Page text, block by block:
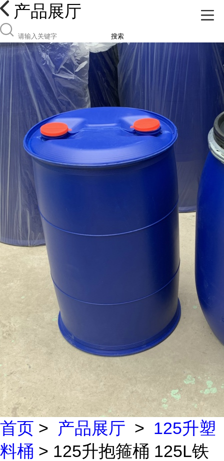
产品展厅
搜索
首页 > 产品展厅 > 125升塑
料桶 > 125升抱箍桶 125L铁